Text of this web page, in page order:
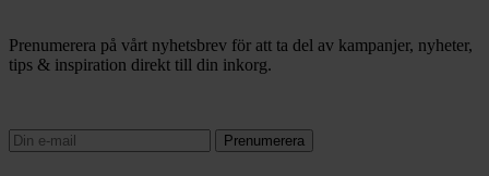
Prenumerera på vårt nyhetsbrev för att ta del av kampanjer, nyheter,
tips & inspiration direkt till din inkorg.
Prenumerera